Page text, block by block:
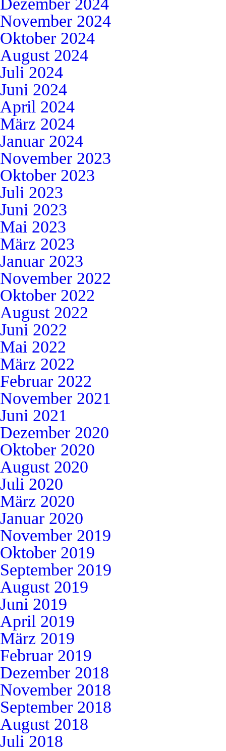
Dezember 2024
November 2024
Oktober 2024
August 2024
Juli 2024
Juni 2024
April 2024
März 2024
Januar 2024
November 2023
Oktober 2023
Juli 2023
Juni 2023
Mai 2023
März 2023
Januar 2023
November 2022
Oktober 2022
August 2022
Juni 2022
Mai 2022
März 2022
Februar 2022
November 2021
Juni 2021
Dezember 2020
Oktober 2020
August 2020
Juli 2020
März 2020
Januar 2020
November 2019
Oktober 2019
September 2019
August 2019
Juni 2019
April 2019
März 2019
Februar 2019
Dezember 2018
November 2018
September 2018
August 2018
Juli 2018